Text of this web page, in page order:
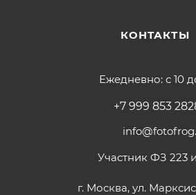
КОНТАКТЫ
Ежедневно: с 10
+7 999 853
Участник ФЗ 223
г. Москва, ул.